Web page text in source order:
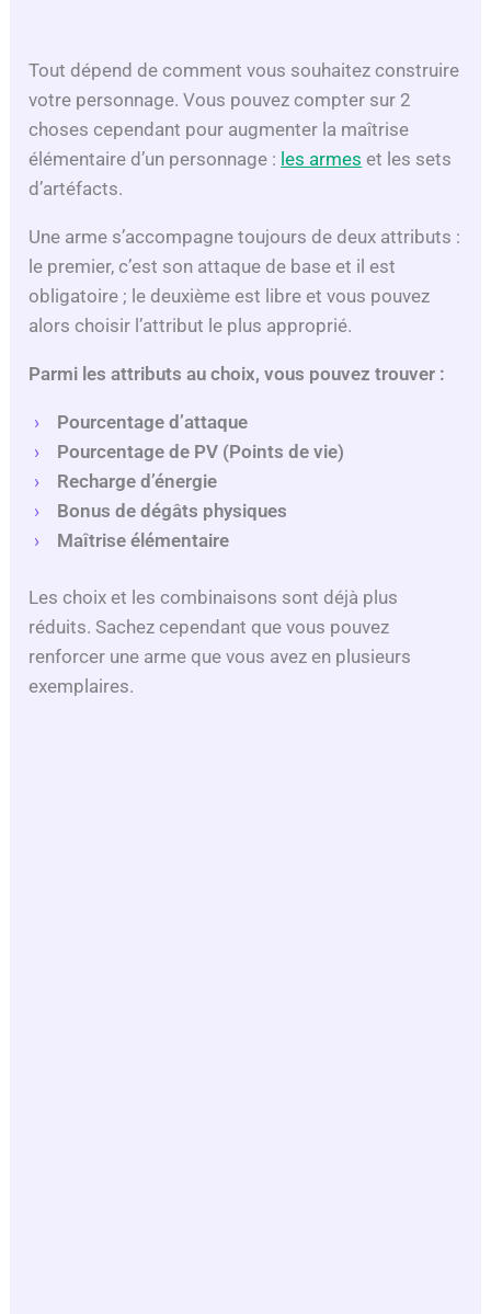
Tout dépend de comment vous souhaitez construire
votre personnage. Vous pouvez compter sur 2
choses cependant pour augmenter la maîtrise
élémentaire d’un personnage : les armes et les sets
d’artéfacts.
Une arme s’accompagne toujours de deux attributs :
le premier, c’est son attaque de base et il est
obligatoire ; le deuxième est libre et vous pouvez
alors choisir l’attribut le plus approprié.
Parmi les attributs au choix, vous pouvez trouver :
Pourcentage d’attaque
Pourcentage de PV (Points de vie)
Recharge d’énergie
Bonus de dégâts physiques
Maîtrise élémentaire
Les choix et les combinaisons sont déjà plus
réduits. Sachez cependant que vous pouvez
renforcer une arme que vous avez en plusieurs
exemplaires.